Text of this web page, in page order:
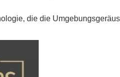
die die